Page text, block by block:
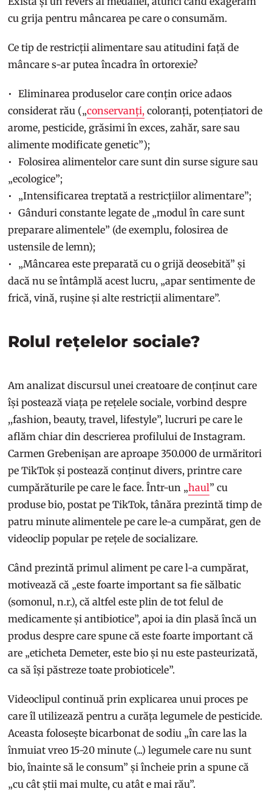
cu grija pentru mâncarea pe care o consumăm.
Ce tip de restricții alimentare sau atitudini față de
mâncare s-ar putea încadra în ortorexie?
Eliminarea produselor care conțin orice adaos
considerat rău („conservanți, coloranți, potențiatori de
arome, pesticide, grăsimi în exces, zahăr, sare sau
alimente modificate genetic”);
Folosirea alimentelor care sunt din surse sigure sau
„ecologice”;
„Intensificarea treptată a restricțiilor alimentare”;
Gânduri constante legate de „modul în care sunt
preparare alimentele” (de exemplu, folosirea de
ustensile de lemn);
„Mâncarea este preparată cu o grijă deosebită” și
dacă nu se întâmplă acest lucru, „apar sentimente de
frică, vină, rușine și alte restricții alimentare”.
Rolul rețelelor sociale?
Am analizat discursul unei creatoare de conținut care
își postează viața pe rețelele sociale, vorbind despre
,,fashion, beauty, travel, lifestyle”, lucruri pe care le
aflăm chiar din descrierea profilului de Instagram.
Carmen Grebenișan are aproape 350.000 de urmăritori
pe TikTok și postează conținut divers, printre care
cumpărăturile pe care le face. Într-un „haul” cu
produse bio, postat pe TikTok, tânăra prezintă timp de
patru minute alimentele pe care le-a cumpărat, gen de
videoclip popular pe rețele de socializare.
Când prezintă primul aliment pe care l-a cumpărat,
motivează că „este foarte important sa fie sălbatic
(somonul, n.r.), că altfel este plin de tot felul de
medicamente și antibiotice”, apoi ia din plasă încă un
produs despre care spune că este foarte important că
are „eticheta Demeter, este bio și nu este pasteurizată,
ca să își păstreze toate probioticele”.
Videoclipul continuă prin explicarea unui proces pe
care îl utilizează pentru a curăța legumele de pesticide.
Aceasta folosește bicarbonat de sodiu „în care las la
înmuiat vreo 15-20 minute (...) legumele care nu sunt
bio, înainte să le consum” și încheie prin a spune că
„cu cât știi mai multe, cu atât e mai rău”.